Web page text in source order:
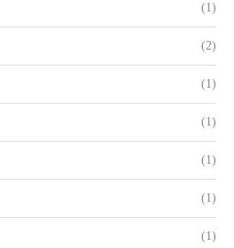
(1)
(2)
(1)
(1)
(1)
(1)
(1)